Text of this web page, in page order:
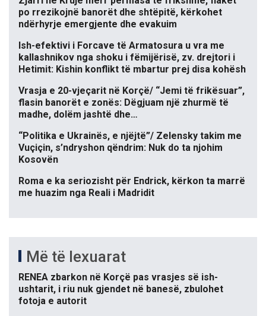
po rrezikojnë banorët dhe shtëpitë, kërkohet
ndërhyrje emergjente dhe evakuim
Ish-efektivi i Forcave të Armatosura u vra me
kallashnikov nga shoku i fëmijërisë, zv. drejtori i
Hetimit: Kishin konflikt të mbartur prej disa kohësh
Vrasja e 20-vjeçarit në Korçë/ “Jemi të frikësuar”,
flasin banorët e zonës: Dëgjuam një zhurmë të
madhe, dolëm jashtë dhe…
“Politika e Ukrainës, e njëjtë”/ Zelensky takim me
Vuçiçin, s’ndryshon qëndrim: Nuk do ta njohim
Kosovën
Roma e ka seriozisht për Endrick, kërkon ta marrë
me huazim nga Reali i Madridit
Më të lexuarat
RENEA zbarkon në Korçë pas vrasjes së ish-
ushtarit, i riu nuk gjendet në banesë, zbulohet
fotoja e autorit